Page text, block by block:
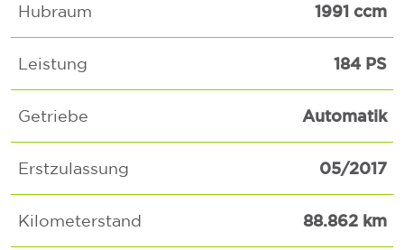
Hubraum 1991 ccm
Leistung 184 PS
Getriebe Automatik
Erstzulassung 05/2017
Kilometerstand 88.862 km